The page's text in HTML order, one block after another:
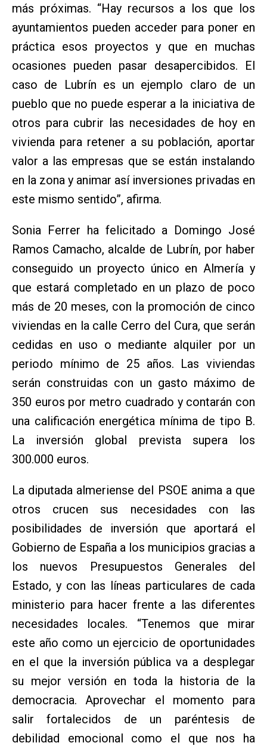
más próximas. “Hay recursos a los que los
ayuntamientos pueden acceder para poner en
práctica esos proyectos y que en muchas
ocasiones pueden pasar desapercibidos. El
caso de Lubrín es un ejemplo claro de un
pueblo que no puede esperar a la iniciativa de
otros para cubrir las necesidades de hoy en
vivienda para retener a su población, aportar
valor a las empresas que se están instalando
en la zona y animar así inversiones privadas en
este mismo sentido”, afirma.
Sonia Ferrer ha felicitado a Domingo José
Ramos Camacho, alcalde de Lubrín, por haber
conseguido un proyecto único en Almería y
que estará completado en un plazo de poco
más de 20 meses, con la promoción de cinco
viviendas en la calle Cerro del Cura, que serán
cedidas en uso o mediante alquiler por un
periodo mínimo de 25 años. Las viviendas
serán construidas con un gasto máximo de
350 euros por metro cuadrado y contarán con
una calificación energética mínima de tipo B.
La inversión global prevista supera los
300.000 euros.
La diputada almeriense del PSOE anima a que
otros crucen sus necesidades con las
posibilidades de inversión que aportará el
Gobierno de España a los municipios gracias a
los nuevos Presupuestos Generales del
Estado, y con las líneas particulares de cada
ministerio para hacer frente a las diferentes
necesidades locales. “Tenemos que mirar
este año como un ejercicio de oportunidades
en el que la inversión pública va a desplegar
su mejor versión en toda la historia de la
democracia. Aprovechar el momento para
salir fortalecidos de un paréntesis de
debilidad emocional como el que nos ha